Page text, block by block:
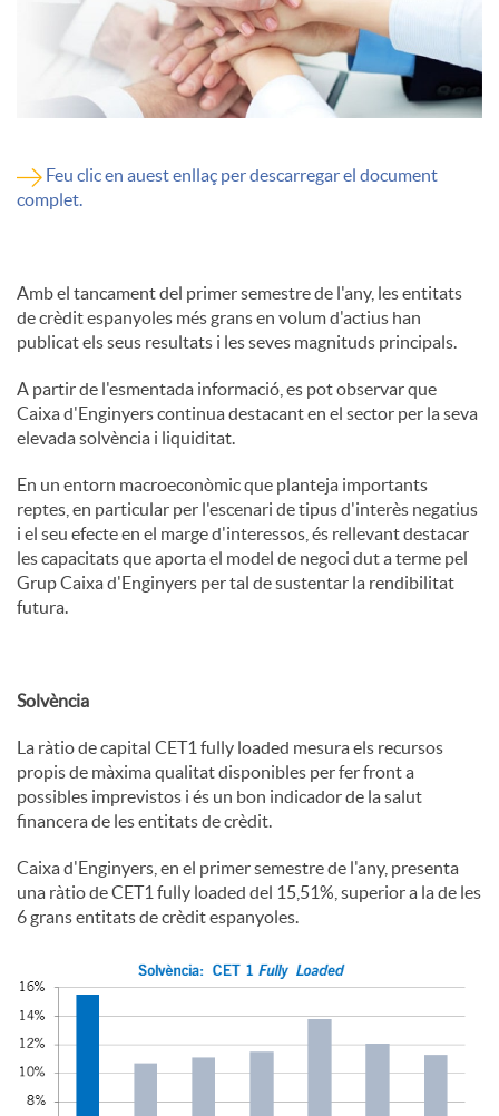
Feu clic en auest enllaç per descarregar el document
complet.
Amb el tancament del primer semestre de l'any, les entitats
de crèdit espanyoles més grans en volum d'actius han
publicat els seus resultats i les seves magnituds principals.
A partir de l'esmentada informació, es pot observar que
Caixa d'Enginyers continua destacant en el sector per la seva
elevada solvència i liquiditat.
En un entorn macroeconòmic que planteja importants
reptes, en particular per l'escenari de tipus d'interès negatius
i el seu efecte en el marge d'interessos, és rellevant destacar
les capacitats que aporta el model de negoci dut a terme pel
Grup Caixa d'Enginyers per tal de sustentar la rendibilitat
futura.
Solvència
La ràtio de capital CET1 fully loaded mesura els recursos
propis de màxima qualitat disponibles per fer front a
possibles imprevistos i és un bon indicador de la salut
financera de les entitats de crèdit.
Caixa d'Enginyers, en el primer semestre de l'any, presenta
una ràtio de CET1 fully loaded del 15,51%, superior a la de les
6 grans entitats de crèdit espanyoles.